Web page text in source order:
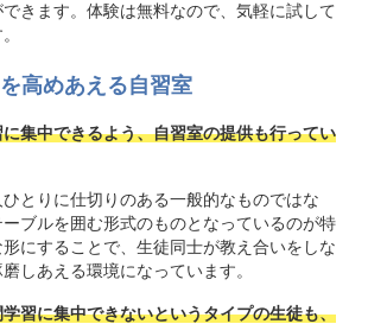
きます。体験は無料なので、気軽に試して
高めあえる自習室
集中できるよう、自習室の提供も行ってい
とりに仕切りのある一般的なものではな
ブルを囲む形式のものとなっているのが特
にすることで、生徒同士が教え合いをしな
しあえる環境になっています。
習に集中できないというタイプの生徒も、